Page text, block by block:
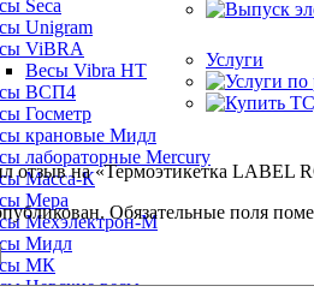
Seca
Unigram
ViBRA
Весы Vibra HT
ВСП4
Госметр
крановые Мидл
лабораторные Mercury
Масса-К
Мера
Мехэлектрон-М
Мидл
МК
Невские весы
Услуги
отзыв на «Термоэтикетка
Обязательные поля